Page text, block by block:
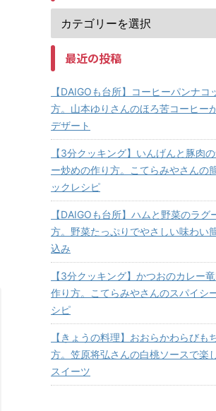
最近の投稿
【DAIGOも台所】コーヒーパンナコ
方。山本ゆりさんのほろ苦コーヒー
デザート
【3分クッキング】いんげんと豚肉
ー炒めの作り方。こてらみやさんの
ックレシピ
【DAIGOも台所】ハムと野菜のラグ
方。野菜たっぷりでやさしい味わい
込み
【3分クッキング】かつおのカレー
作り方。こてらみやさんのスパイシ
シピ
【きょうの料理】おおらかわらびも
方。笠原将弘さんの白桃ソースで楽
スイーツ